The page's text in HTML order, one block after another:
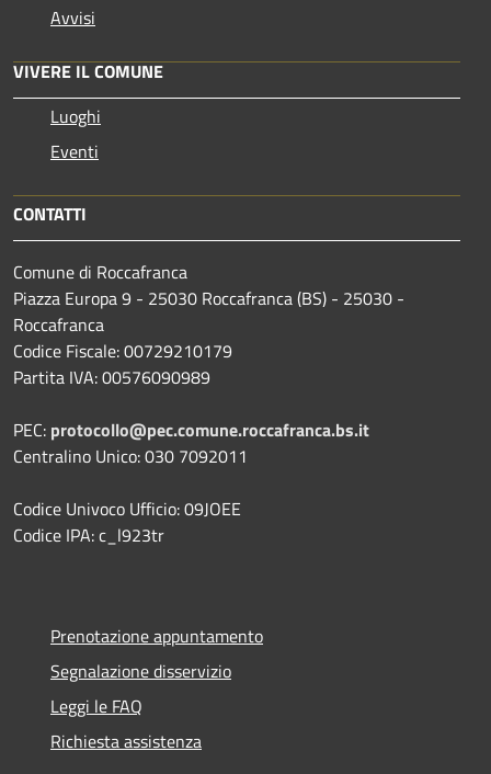
Avvisi
VIVERE IL COMUNE
Luoghi
Eventi
CONTATTI
Comune di Roccafranca
Piazza Europa 9 - 25030 Roccafranca (BS) - 25030 -
Roccafranca
Codice Fiscale: 00729210179
Partita IVA: 00576090989
PEC: protocollo@pec.comune.roccafranca.bs.it
Centralino Unico: 030 7092011
Codice Univoco Ufficio: 09JOEE
Codice IPA: c_l923tr
Prenotazione appuntamento
Segnalazione disservizio
Leggi le FAQ
Richiesta assistenza